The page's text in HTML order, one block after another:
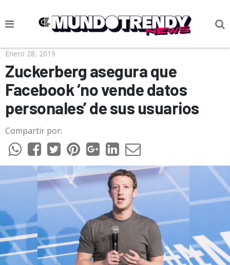
NOTICIAS
CULTURA POP
CIENCIA Y TECNOLOGÍA
VIDA
SOCIEDAD
CULTURIZANDO.COM
Enero 28, 2019
Zuckerberg asegura que
Facebook ‘no vende datos
personales’ de sus usuarios
Compartir por: